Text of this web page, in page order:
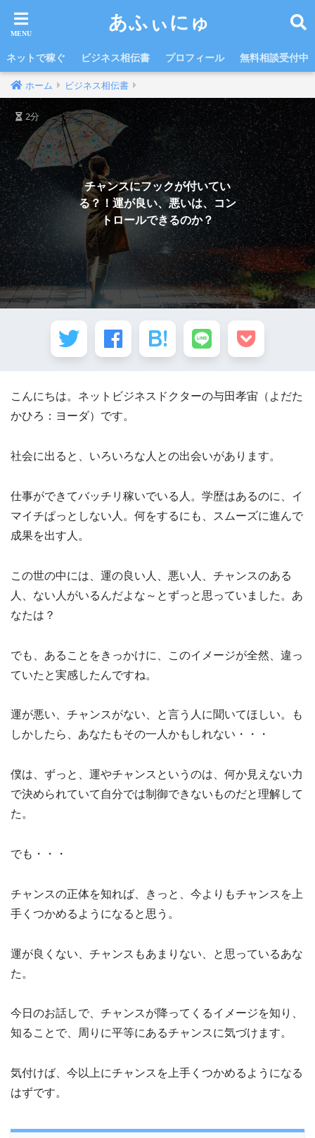
あふぃにゅ
ネットで稼ぐ ビジネス相伝書 プロフィール 無料相談受付中
ホーム ビジネス相伝書
チャンスにフックが付いてい
る？！運が良い、悪いは、コン
トロールできるのか？
2分
こんにちは。ネットビジネスドクターの与田孝宙（よだた
かひろ：ヨーダ）です。
社会に出ると、いろいろな人との出会いがあります。
仕事ができてバッチリ稼いでいる人。学歴はあるのに、イ
マイチぱっとしない人。何をするにも、スムーズに進んで
成果を出す人。
この世の中には、運の良い人、悪い人、チャンスのある
人、ない人がいるんだよな～とずっと思っていました。あ
なたは？
でも、あることをきっかけに、このイメージが全然、違っ
ていたと実感したんですね。
運が悪い、チャンスがない、と言う人に聞いてほしい。も
しかしたら、あなたもその一人かもしれない・・・
僕は、ずっと、運やチャンスというのは、何か見えない力
で決められていて自分では制御できないものだと理解して
た。
でも・・・
チャンスの正体を知れば、きっと、今よりもチャンスを上
手くつかめるようになると思う。
運が良くない、チャンスもあまりない、と思っているあな
た。
今日のお話しで、チャンスが降ってくるイメージを知り、
知ることで、周りに平等にあるチャンスに気づけます。
気付けば、今以上にチャンスを上手くつかめるようになる
はずです。